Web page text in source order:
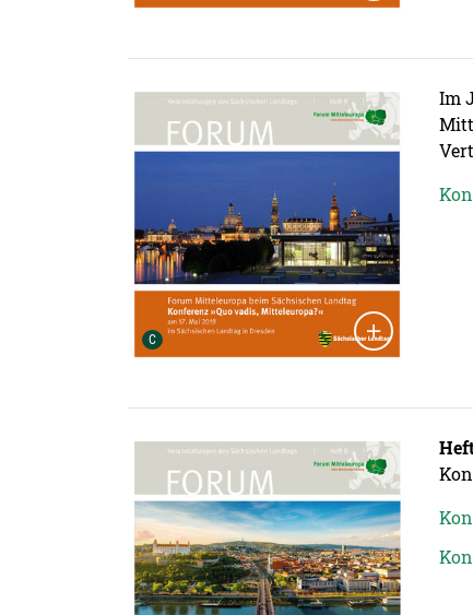
Detailansicht öffnen:
C Urheber der Grafik:
Im
Detailansicht öffnen: